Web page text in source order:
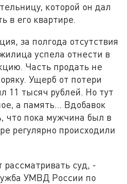
которой он дал
в его квартире.
за полгода отсутствия
успела отнести в
Часть продать не
Ущерб от потери
11 тысяч рублей. Но тут
а память… Вдобавок
что пока мужчина был в
регулярно происходили
суд, -
УМВД России по